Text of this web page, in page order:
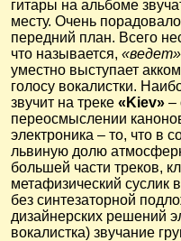
гитары на альбоме
месту. Очень
передний план. Всего
что называется, «ведет»
уместно выступает
голосу вокалистки.
звучит на треке «Kiev» –
переосмыслении
электроника – то, что в
львиную долю
большей части треков,
метафизический суслик
без синтезаторной
дизайнерских решений
вокалистка) звучание